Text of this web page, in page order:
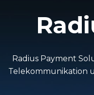
Radius Payment
Telekommunikation